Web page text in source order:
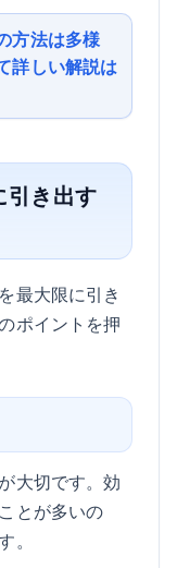
方法は多様
詳しい解説は
引き出す
最大限に引き
ポイントを押
大切です。効
とが多いの
。